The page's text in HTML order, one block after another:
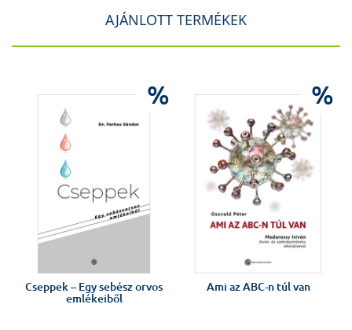
AJÁNLOTT TERMÉKEK
%
Cseppek – Egy sebész orvos
emlékeiből
%
Ami az ABC-n túl van